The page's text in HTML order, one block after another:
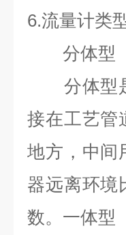
6.流量计类
分体型
分体型是
接在工艺管
地方，中间
器远离环境
数。一体型